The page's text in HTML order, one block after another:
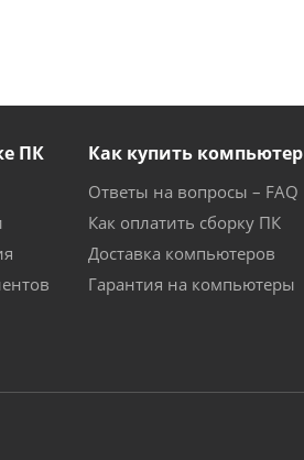
ПК Как купить компьютер
Ответы на вопросы – FAQ
Как оплатить сборку ПК
Доставка компьютеров
Гарантия на компьютеры